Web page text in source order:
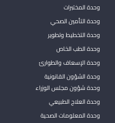
وحدة المختبرات
وحدة التأمين الصحي
وحدة التخطيط وتطوير
وحدة الطب الخاص
وحدة الإسعاف والطوارئ
وحدة الشؤون القانونية
وحدة شؤون مجلس الوزراء
وحدة العلاج الطبيعي
وحدة المعلومات الصحية